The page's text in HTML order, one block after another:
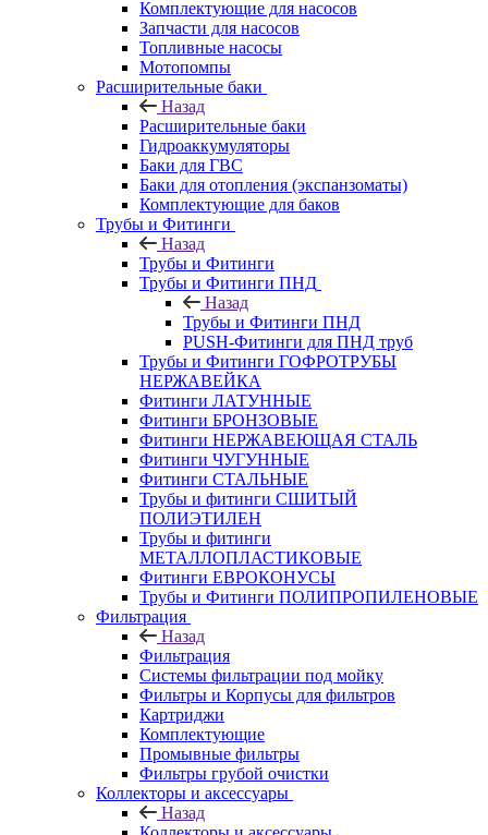
Комплектующие для насосов
Запчасти для насосов
Топливные насосы
Мотопомпы
Расширительные баки
Назад
Расширительные баки
Гидроаккумуляторы
Баки для ГВС
Баки для отопления (экспанзоматы)
Комплектующие для баков
Трубы и Фитинги
Назад
Трубы и Фитинги
Трубы и Фитинги ПНД
Назад
Трубы и Фитинги ПНД
PUSH-Фитинги для ПНД труб
Трубы и Фитинги ГОФРОТРУБЫ
НЕРЖАВЕЙКА
Фитинги ЛАТУННЫЕ
Фитинги БРОНЗОВЫЕ
Фитинги НЕРЖАВЕЮЩАЯ СТАЛЬ
Фитинги ЧУГУННЫЕ
Фитинги СТАЛЬНЫЕ
Трубы и фитинги СШИТЫЙ
ПОЛИЭТИЛЕН
Трубы и фитинги
МЕТАЛЛОПЛАСТИКОВЫЕ
Фитинги ЕВРОКОНУСЫ
Трубы и Фитинги ПОЛИПРОПИЛЕНОВЫЕ
Фильтрация
Назад
Фильтрация
Системы фильтрации под мойку
Фильтры и Корпусы для фильтров
Картриджи
Комплектующие
Промывные фильтры
Фильтры грубой очистки
Коллекторы и аксессуары
Назад